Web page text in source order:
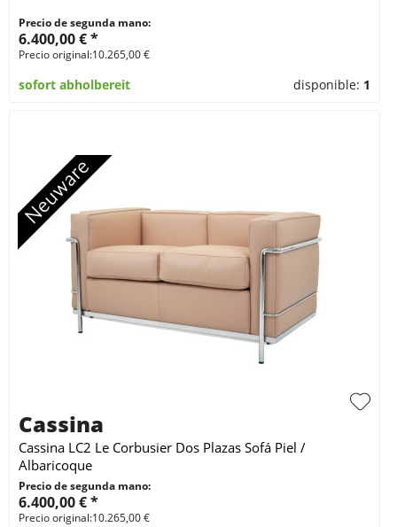
Precio de segunda mano:
6.400,00 € *
Precio original:10.265,00 €
sofort abholbereit disponible: 1
Cassina
Cassina LC2 Le Corbusier Dos Plazas Sofá Piel /
Albaricoque
Precio de segunda mano:
6.400,00 € *
Precio original:10.265,00 €